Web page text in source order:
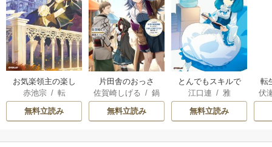
お気楽領主の楽し
い領地防衛
赤池宗/ 転
無料立読み
片田舎のおっさ
ん、剣聖になる
～ただの田舎の剣
術師範だったの
たちが俺を放って
佐賀崎しげる /鍋
島テツヒロ
無料立読み
とんでもスキルで
異世界放浪メシ
江口連 / 雅
無料立読み
転
伏